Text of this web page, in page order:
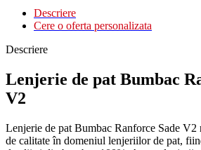
Descriere
Cere o oferta personalizata
Descriere
Lenjerie de pat Bumbac
V2
Lenjerie de pat Bumbac Ranforce Sade V2
de calitate în domeniul lenjeriilor de pat,